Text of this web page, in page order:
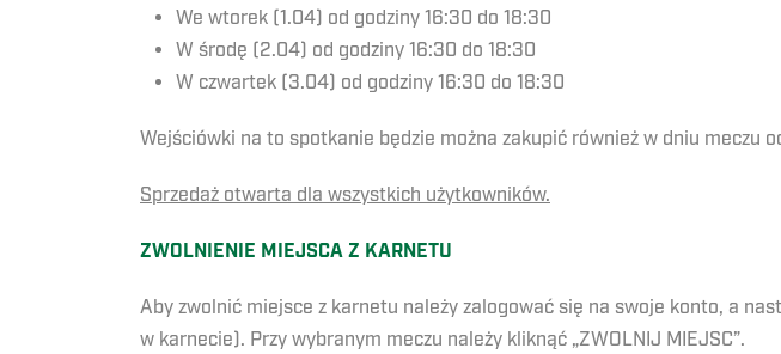
We wtorek (1.04) od godziny 16:30 do 18:30
W środę (2.04) od godziny 16:30 do 18:30
W czwartek (3.04) od godziny 16:30 do 18:30
Wejściówki na to spotkanie będzie można zakupić również w dniu meczu
Sprzedaż otwarta dla wszystkich użytkowników.
ZWOLNIENIE MIEJSCA Z KARNETU
Aby zwolnić miejsce z karnetu należy zalogować się na swoje konto, a
w karnecie). Przy wybranym meczu należy kliknąć „ZWOLNIJ MIEJSC”.